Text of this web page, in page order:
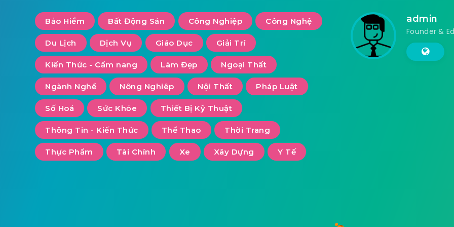
Bảo Hiểm Bất Động Sản Công Nghiệp Công Nghệ
Du Lịch Dịch Vụ Giáo Dục Giải Trí
Kiến Thức - Cẩm nang Làm Đẹp Ngoại Thất
Ngành Nghề Nông Nghiêp Nội Thất Pháp Luật
Số Hoá Sức Khỏe Thiết Bị Kỹ Thuật
Thông Tin - Kiến Thức Thể Thao Thời Trang
Thực Phẩm Tài Chính Xe Xây Dựng Y Tế
admin
Founder &